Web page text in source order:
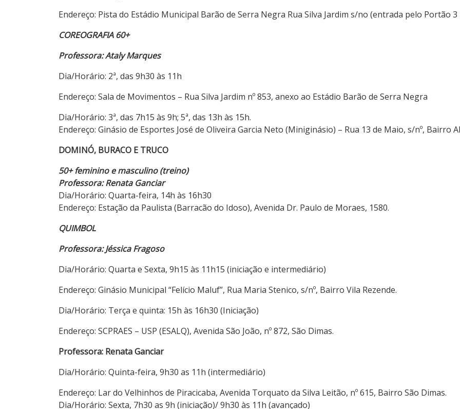
Endereço: Pista do Estádio Municipal Barão de Serra Negra Rua Silva Jardim s/no (entrada pelo Portão 3
COREOGRAFIA 60+
Professora: Ataly Marques
Dia/Horário: 2ª, das 9h30 às 11h
Endereço: Sala de Movimentos – Rua Silva Jardim nº 853, anexo ao Estádio Barão de Serra Negra
Dia/Horário: 3ª, das 7h15 às 9h; 5ª, das 13h às 15h.
Endereço: Ginásio de Esportes José de Oliveira Garcia Neto (Miniginásio) – Rua 13 de Maio, s/nº, Bairro
DOMINÓ, BURACO E TRUCO
50+ femininoe masculino (treino)
Professora: Renata Ganciar
Dia/Horário: Quarta-feira, 14h às 16h30
Endereço: Estação da Paulista (Barracão do Idoso), Avenida Dr. Paulo de Moraes, 1580.
QUIMBOL
Professora: Jéssica Fragoso
Dia/Horário: Quarta e Sexta, 9h15 às 11h15 (iniciação e intermediário)
Endereço: Ginásio Municipal “Felício Maluf”, Rua Maria Stenico, s/nº, Bairro Vila Rezende.
Dia/Horário: Terça e quinta: 15h às 16h30 (Iniciação)
Endereço: SCPRAES – USP (ESALQ), Avenida São João, nº 872, São Dimas.
Professora: Renata Ganciar
Dia/Horário: Quinta-feira, 9h30 as 11h (intermediário)
Endereço: Lar do Velhinhos de Piracicaba, Avenida Torquato da Silva Leitão, nº 615, Bairro São Dimas.
Dia/Horário: Sexta, 7h30 as 9h (iniciação)/ 9h30 às 11h (avançado)